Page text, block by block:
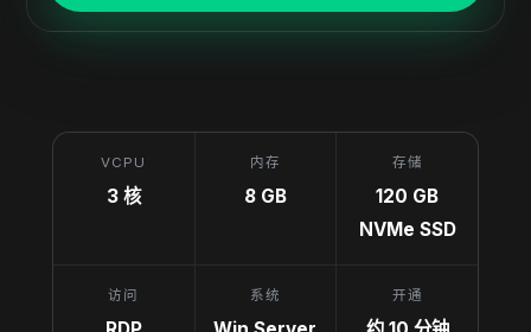
VCPU
3 核
内存
8 GB
存储
120 GB
NVMe SSD
访问 系统 开通